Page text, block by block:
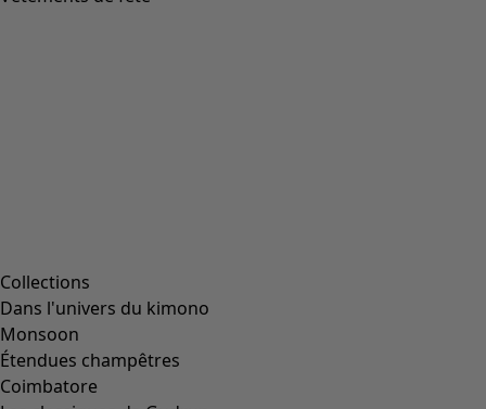
Collections
Dans l'univers du kimono
Monsoon
Étendues champêtres
Coimbatore